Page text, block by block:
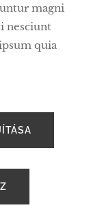
magni
nesciunt
quia